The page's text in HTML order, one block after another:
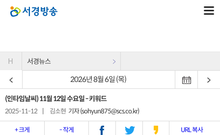
H 서경뉴스
2026년 8월 6일 (목)
(인타임날씨) 11월 12일 수요일 - 키워드
2025-11-12 김소현 기자 (sohyun875@scs.co.kr)
+ 크게 - 작게 URL 복사